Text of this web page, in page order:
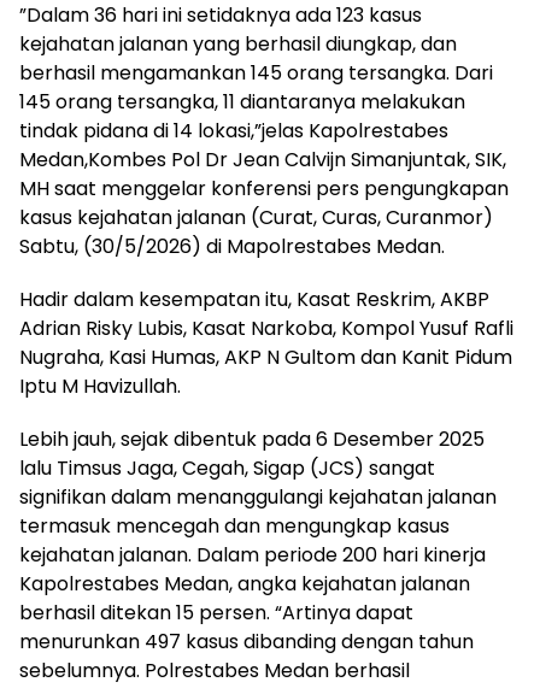
‎”Dalam 36 hari ini setidaknya ada 123 kasus
kejahatan jalanan yang berhasil diungkap, dan
berhasil mengamankan 145 orang tersangka. Dari
145 orang tersangka, 11 diantaranya melakukan
tindak pidana di 14 lokasi,”jelas Kapolrestabes
Medan,Kombes Pol Dr Jean Calvijn Simanjuntak, SIK,
MH saat menggelar konferensi pers pengungkapan
kasus kejahatan jalanan (Curat, Curas, Curanmor)
Sabtu, (30/5/2026) di Mapolrestabes Medan.
‎Hadir dalam kesempatan itu, Kasat Reskrim, AKBP
Adrian Risky Lubis, Kasat Narkoba, Kompol Yusuf Rafli
Nugraha, Kasi Humas, AKP N Gultom dan Kanit Pidum
Iptu M Havizullah.
‎Lebih jauh, sejak dibentuk pada 6 Desember 2025
lalu Timsus Jaga, Cegah, Sigap (JCS) sangat
signifikan dalam menanggulangi kejahatan jalanan
termasuk mencegah dan mengungkap kasus
kejahatan jalanan. Dalam periode 200 hari kinerja
Kapolrestabes Medan, angka kejahatan jalanan
berhasil ditekan 15 persen. “Artinya dapat
menurunkan 497 kasus dibanding dengan tahun
sebelumnya. Polrestabes Medan berhasil